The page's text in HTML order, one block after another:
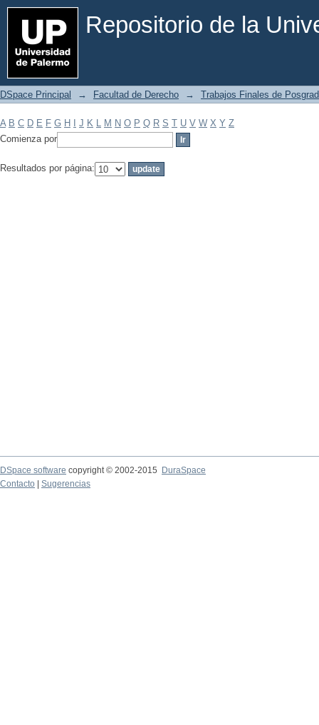
Repositorio de la
Filtrar por: Materia
DSpace Principal → Facultad de Derecho → Trabajos Finales de
A B C D E F G H J K L M N O P Q R S T U V W X Y Z
Comienza por
Resultados por página:
DSpace software copyright © 2002-2015
DuraSpace
Contacto
Sugerencias